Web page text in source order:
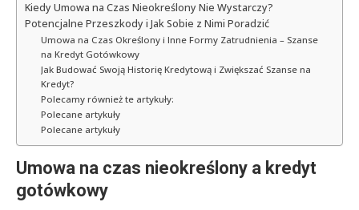
Kiedy Umowa na Czas Nieokreślony Nie Wystarczy?
Potencjalne Przeszkody i Jak Sobie z Nimi Poradzić
Umowa na Czas Określony i Inne Formy Zatrudnienia – Szanse
na Kredyt Gotówkowy
Jak Budować Swoją Historię Kredytową i Zwiększać Szanse na
Kredyt?
Polecamy również te artykuły:
Polecane artykuły
Polecane artykuły
Umowa na czas nieokreślony a kredyt
gotówkowy